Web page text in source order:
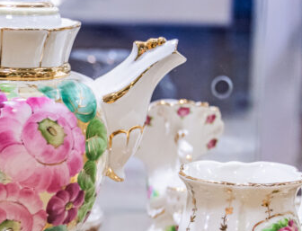
Новости о бизнес-
отраслевых
Раз в неделю. Без спама.